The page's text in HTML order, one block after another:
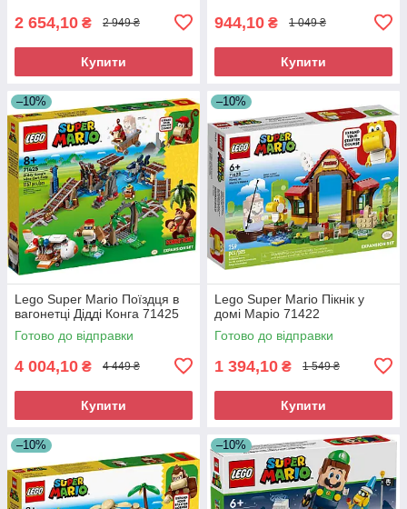
2 654,10 ₴ 2 949 ₴
Купити
944,10 ₴ 1 049 ₴
Купити
–10%
Lego Super Mario Поїздця в
вагонетці Дідді Конга 71425
Готово до відправки
4 004,10 ₴ 4 449 ₴
Купити
–10%
Lego Super Mario Пікнік у
домі Маріо 71422
Готово до відправки
1 394,10 ₴ 1 549 ₴
Купити
–10% –10%